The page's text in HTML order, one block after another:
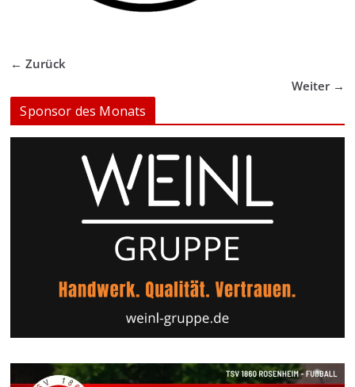
← Zurück
Weiter →
Sponsor des Monats